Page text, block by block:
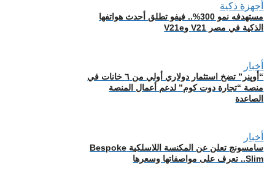
أجهزة ذكية
مستهدفه نمو 300%.. فيفو تطلق أحدث هواتفها
الذكية في مصر V21 وV21e
أخبار
“أوپنر” تضخ استثمار دولاري أولي من ٦ خانات في
منصة “تجارة دوت كوم” لدعم أعمال المنصة
الصاعدة
أخبار
سامسونج تعلن عن المكنسة اللاسلكية Bespoke
Slim.. تعرف على مواصفاتها وسعرها